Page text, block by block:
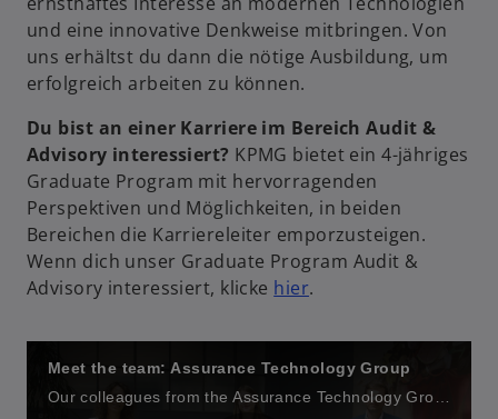
t
e
g
ö
ff
n
e
t
und eine innovative Denkweise mitbringen. Von
uns erhältst du dann die nötige Ausbildung, um
erfolgreich arbeiten zu können.
Du bist an einer Karriere im Bereich Audit &
Advisory interessiert? KPMG bietet ein 4-jähriges
Graduate Program mit hervorragenden
Perspektiven und Möglichkeiten, in beiden
Bereichen die Karriereleiter emporzusteigen.
Wenn dich unser Graduate Program Audit &
Advisory interessiert, klicke hierw
r
d
i
.
Meet the team: Assurance Technology Group